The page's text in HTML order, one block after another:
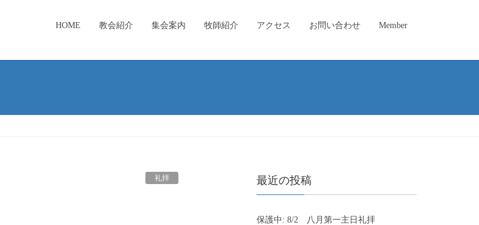
HOME 教会紹介 集会案内 牧師紹介 アクセス お問い合わせ Member
礼拝 最近の投稿
保護中: 8/2 八月第一主日礼拝